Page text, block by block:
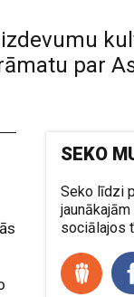
par
SEKO
Seko līdzi
sociālajos